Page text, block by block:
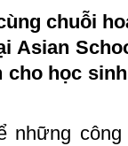
chuỗi
Asian
cho học
những